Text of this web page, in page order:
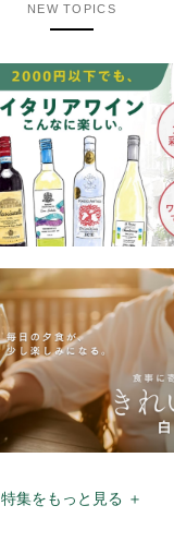
NEW TOPICS
特集をもっと見る ＋